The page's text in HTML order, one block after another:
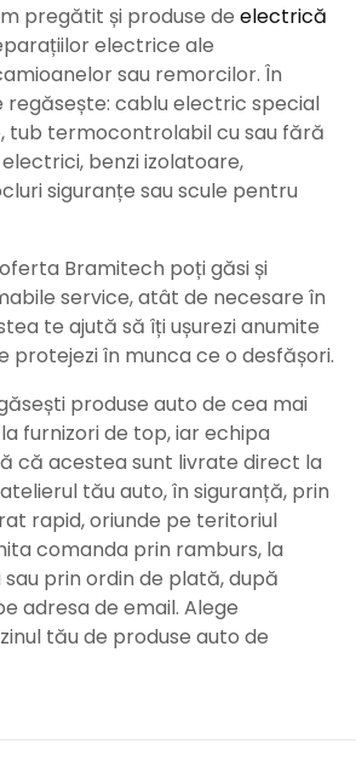
pregătit și produse de electrică
electrice ale
sau remorcilor. În
cablu electric special
tub termocontrolabil cu sau fără
benzi izolatoare,
siguranțe sau scule pentru
Bramitech poți găsi și
service, atât de necesare în
te ajută să îți ușurezi anumite
protejezi în munca ce o desfășori.
produse auto de cea mai
furnizori de top, iar echipa
că acestea sunt livrate direct la
tău auto, în siguranță, prin
rapid, oriunde pe teritoriul
comanda prin ramburs, la
prin ordin de plată, după
adresa de email. Alege
tău de produse auto de